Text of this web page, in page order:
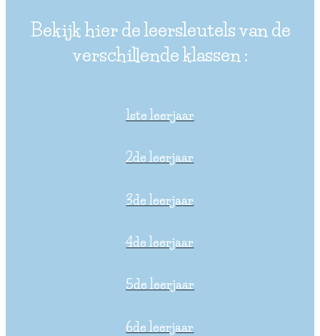
Bekijk hier de leersleutels van de
verschillende klassen :
1ste leerjaar
2de leerjaar
3de leerjaar
4de leerjaar
5de leerjaar
6de leerjaar